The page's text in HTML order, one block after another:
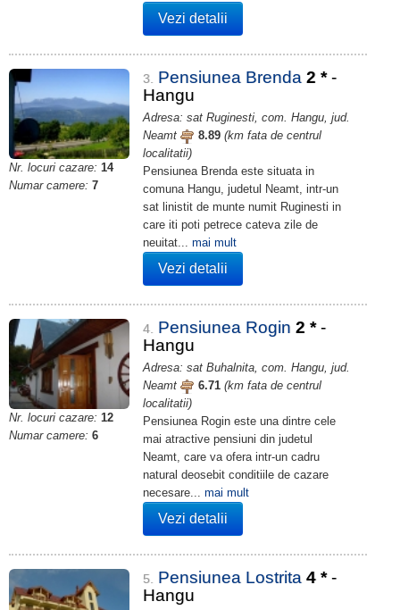
Vezi detalii
Nr. locuri cazare: 14
Numar camere: 7
3. Pensiunea Brenda 2 * -
Hangu
Adresa: sat Ruginesti, com. Hangu, jud.
Neamt
8.89 (km fata de centrul
localitatii)
Pensiunea Brenda este situata in
comuna Hangu, judetul Neamt, intr-un
sat linistit de munte numit Ruginesti in
care iti poti petrece cateva zile de
neuitat... mai mult
Vezi detalii
Nr. locuri cazare: 12
Numar camere: 6
4. Pensiunea Rogin 2 * -
Hangu
Adresa: sat Buhalnita, com. Hangu, jud.
Neamt
6.71 (km fata de centrul
localitatii)
Pensiunea Rogin este una dintre cele
mai atractive pensiuni din judetul
Neamt, care va ofera intr-un cadru
natural deosebit conditiile de cazare
necesare... mai mult
Vezi detalii
5. Pensiunea Lostrita 4 * -
Hangu